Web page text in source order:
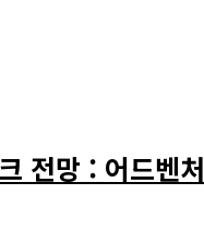
전망 : 어드벤처